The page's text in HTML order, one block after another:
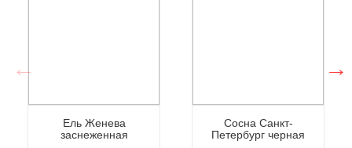
Ель Женева
заснеженная
Сосна Санкт-
Петербург черная